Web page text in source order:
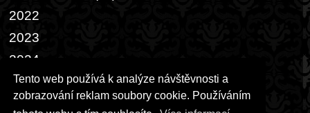
Tento web používá k analýze návštěvnosti a
zobrazování reklam soubory cookie. Používáním
2022
2023
2024
2025
2026